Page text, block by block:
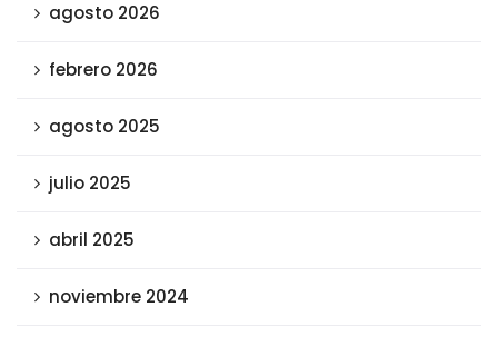
agosto 2026
febrero 2026
agosto 2025
julio 2025
abril 2025
noviembre 2024